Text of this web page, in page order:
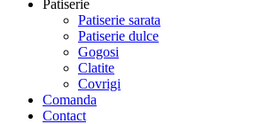
Patiserie
Patiserie sarata
Patiserie dulce
Gogosi
Clatite
Covrigi
Comanda
Contact